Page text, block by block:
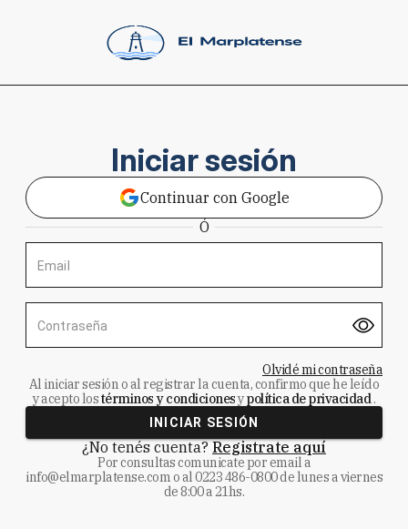
Iniciar sesión
Continuar con Google
Ó
Email
Contraseña
Olvidé mi contraseña
Al iniciar sesión o al registrar la cuenta, confirmo que he leído
y acepto lostérminos y condicionesypolítica de privacidad.
INICIAR SESIÓN
¿No tenés cuenta? Registrate aquí
Por consultas comunicate por email a
info@elmarplatense.como al0223 486-0800de lunes a viernes
de 8:00 a 21hs.